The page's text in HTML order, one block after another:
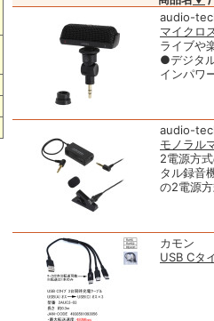
audio-
マイクロ
ライブや
●デジタ
インパワ
audio-
モノラル
2電源方
タル録音
の2電源
カモン
USB Cタ